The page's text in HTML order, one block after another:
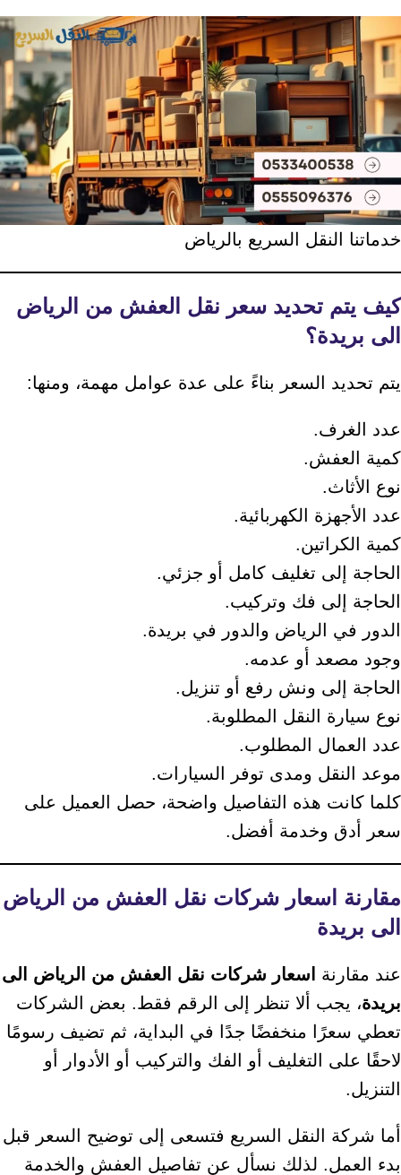
خدماتنا النقل السريع بالرياض
كيف يتم تحديد سعر نقل العفش من الرياض
الى بريدة؟
يتم تحديد السعر بناءً على عدة عوامل مهمة، ومنها:
عدد الغرف.
كمية العفش.
نوع الأثاث.
عدد الأجهزة الكهربائية.
كمية الكراتين.
الحاجة إلى تغليف كامل أو جزئي.
الحاجة إلى فك وتركيب.
الدور في الرياض والدور في بريدة.
وجود مصعد أو عدمه.
الحاجة إلى ونش رفع أو تنزيل.
نوع سيارة النقل المطلوبة.
عدد العمال المطلوب.
موعد النقل ومدى توفر السيارات.
كلما كانت هذه التفاصيل واضحة، حصل العميل على
سعر أدق وخدمة أفضل.
مقارنة اسعار شركات نقل العفش من الرياض
الى بريدة
عند مقارنة
اسعار شركات نقل العفش من الرياض الى
بريدة، يجب ألا تنظر إلى الرقم فقط. بعض الشركات
تعطي سعرًا منخفضًا جدًا في البداية، ثم تضيف رسومًا
لاحقًا على التغليف أو الفك والتركيب أو الأدوار أو
التنزيل.
أما شركة النقل السريع فتسعى إلى توضيح السعر قبل
بدء العمل. لذلك نسأل عن تفاصيل العفش والخدمة